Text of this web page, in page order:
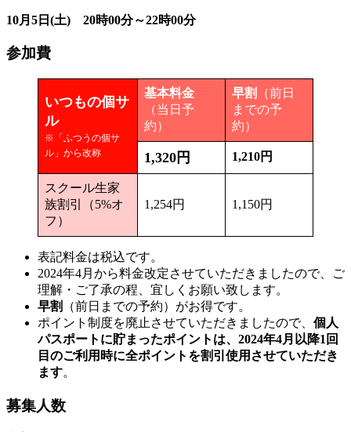
10月5日(土) 20時00分～22時00分
参加費
いつもの個サ
ル
※「ふつうの個サ
ル」から改称
基本料金
（当日予
約）
早割
（前日
までの予
約）
1,320円 1,210円
スクール生家
族割引（5%オ
フ）
1,254円 1,150円
表記料金は税込です。
2024年4月から料金改定させていただきましたので、ご
理解・ご了承の程、宜しくお願い致します。
早割
（前日までの予約）がお得です。
ポイント制度を廃止させていただきましたので、 個人
パスポートに貯まったポイントは、2024年4月以降1回
目のご利用時に全ポイントを割引使用させていただき
ます。
募集人数